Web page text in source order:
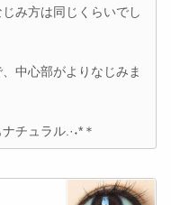
み方は同じくらいでし
中心部がよりなじみま
チュラル.·˖*＊